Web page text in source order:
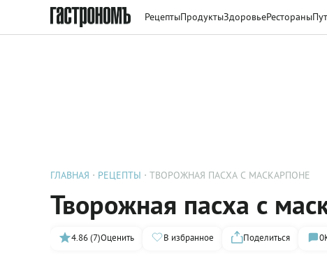
РецептыПродуктыЗдоровьеРестораны
ГЛАВНАЯ РЕЦЕПТЫ ТВОРОЖНАЯ ПАСХА С МАСКАРПОНЕ
Творожная пасха с
4.86 (7)Оценить В избранное Поделиться 0